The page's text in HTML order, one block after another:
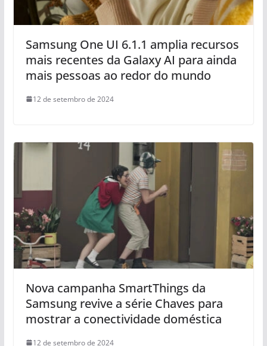
Samsung One UI 6.1.1 amplia recursos
mais recentes da Galaxy AI para ainda
mais pessoas ao redor do mundo
12 de setembro de 2024
Nova campanha SmartThings da
Samsung revive a série Chaves para
mostrar a conectividade doméstica
12 de setembro de 2024